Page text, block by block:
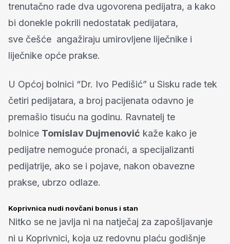
trenutačno rade dva ugovorena pedijatra, a kako
bi donekle pokrili nedostatak pedijatara,
sve češće angažiraju umirovljene liječnike i
liječnike opće prakse.
U Općoj bolnici “Dr. Ivo Pedišić” u Sisku rade tek
četiri pedijatara, a broj pacijenata odavno je
premašio tisuću na godinu. Ravnatelj te
bolnice Tomislav Dujmenović kaže kako je
pedijatre nemoguće pronaći, a specijalizanti
pedijatrije, ako se i pojave, nakon obavezne
prakse, ubrzo odlaze.
Koprivnica nudi novčani bonus i stan
Nitko se ne javlja ni na natječaj za zapošljavanje
ni u Koprivnici, koja uz redovnu plaću godišnje